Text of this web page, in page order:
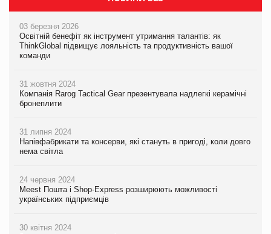
03 березня 2026
Освітній бенефіт як інструмент утримання талантів: як
ThinkGlobal підвищує лояльність та продуктивність вашої
команди
31 жовтня 2024
Компанія Rarog Tactical Gear презентувала надлегкі керамічні
бронеплити
31 липня 2024
Напівфабрикати та консерви, які стануть в пригоді, коли довго
нема світла
24 червня 2024
Meest Пошта і Shop-Express розширюють можливості
українських підприємців
30 квітня 2024